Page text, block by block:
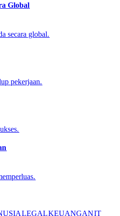
Global​​
secara global.​​
pekerjaan.​​
LEGAL​​KEUANGAN​​IT​​